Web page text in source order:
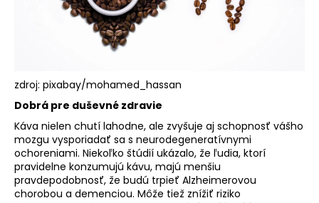
zdroj: pixabay/mohamed_hassan
Dobrá pre duševné zdravie
Káva nielen chutí lahodne, ale zvyšuje aj schopnosť vášho
mozgu vysporiadať sa s neurodegeneratívnymi
ochoreniami. Niekoľko štúdií ukázalo, že ľudia, ktorí
pravidelne konzumujú kávu, majú menšiu
pravdepodobnosť, že budú trpieť Alzheimerovou
chorobou a demenciou. Môže tiež znížiť riziko